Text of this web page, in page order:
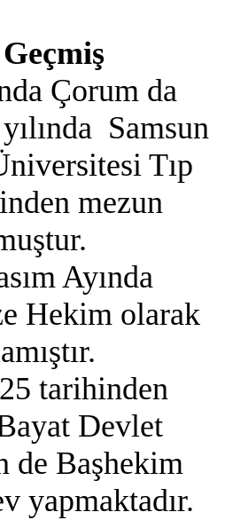
Çorum da
Samsun
Tıp
mezun
Ayında
Hekim olarak
tarihinden
Devlet
de Başhekim
yapmaktadır.